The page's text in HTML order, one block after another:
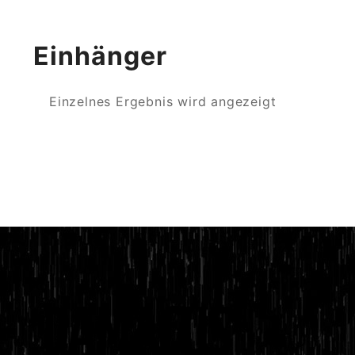
Einhänger
Einzelnes Ergebnis wird angezeigt